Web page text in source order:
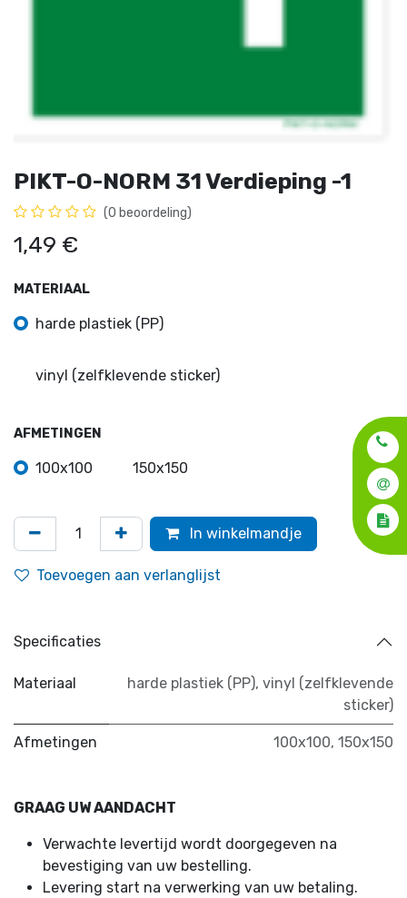
PIKT-O-NORM 31 Verdieping -1
(0 beoordeling)
1,49 €
MATERIAAL
harde plastiek (PP)
vinyl (zelfklevende sticker)
AFMETINGEN
100x100 150x150
In winkelmandje
Toevoegen aan verlanglijst
Specificaties
Materiaal harde plastiek (PP), vinyl (zelfklevende
sticker)
Afmetingen 100x100, 150x150
GRAAG UW AANDACHT
Verwachte levertijd wordt doorgegeven na
bevestiging van uw bestelling.
Levering start na verwerking van uw betaling.